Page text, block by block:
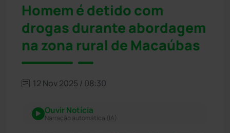
Homem é detido com
drogas durante abordagem
na zona rural de Macaúbas
12 Nov 2025 / 08:30
Ouvir Notícia
Narração automática (IA)